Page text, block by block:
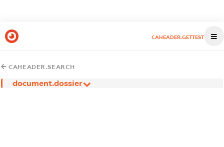
CAHEADER.GETTEST
CAHEADER.SEARCH
document.dossier